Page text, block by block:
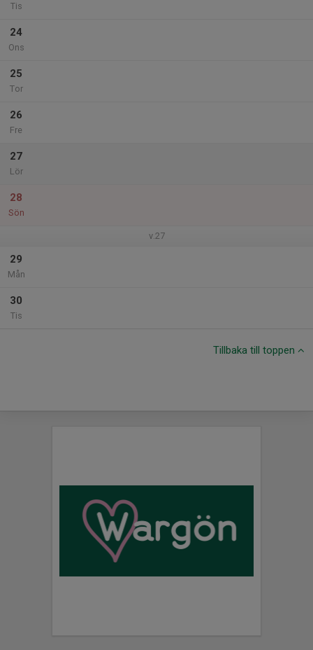
Tis
24
Ons
25
Tor
26
Fre
27
Lör
28
Sön
v.27
29
Mån
30
Tis
Tillbaka till toppen